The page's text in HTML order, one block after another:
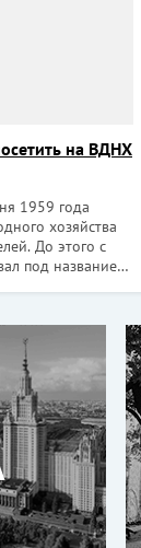
на ВДНХ
1959 года
хозяйства
До этого с
под названием
друзей не одно